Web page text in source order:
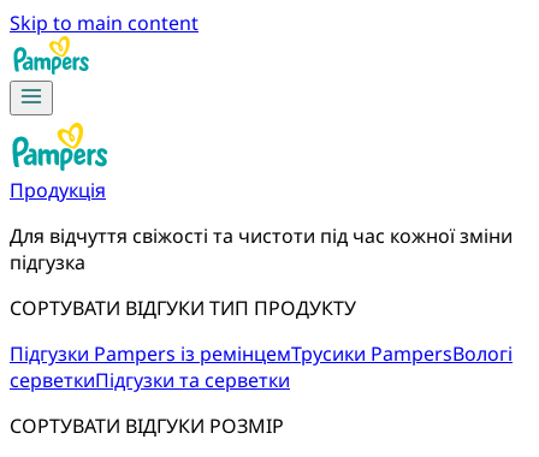
Skip to main content
Продукція
Для відчуття свіжості та чистоти під час кожної зміни
підгузка
СОРТУВАТИ ВІДГУКИ ТИП ПРОДУКТУ
Підгузки Pampers із ремінцемТрусики PampersВологі
серветкиПідгузки та серветки
СОРТУВАТИ ВІДГУКИ РОЗМІР